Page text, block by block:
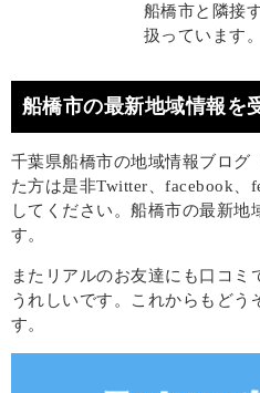
船橋市と隣接
扱っています。
船橋市の最新地域情報を
千葉県船橋市の地域情報ブログ
た方は是非Twitter、facebook、
してください。船橋市の最新地
す。
またリアルのお友達にも口コミ
うれしいです。これからもどう
す。